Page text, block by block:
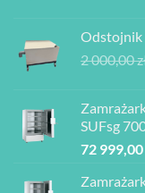
Odstojnik
2 000,00
SUFsg
72 999,00